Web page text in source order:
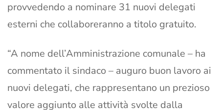
provvedendo a nominare 31 nuovi delegati
esterni che collaboreranno a titolo gratuito.
“A nome dell’Amministrazione comunale – ha
commentato il sindaco – auguro buon lavoro ai
nuovi delegati, che rappresentano un prezioso
valore aggiunto alle attività svolte dalla